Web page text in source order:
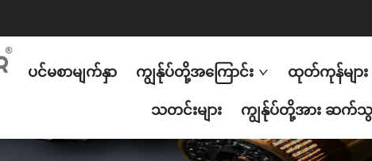
ပင်မစာမျက်နှာ ကျွန်ုပ်တို့အကြောင်း ထုတ်ကုန်များ
သတင်းများ ကျွန်ုပ်တို့အား ဆက်